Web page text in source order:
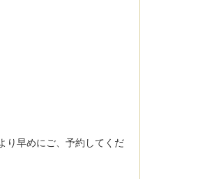
り早めにご、予約してくだ